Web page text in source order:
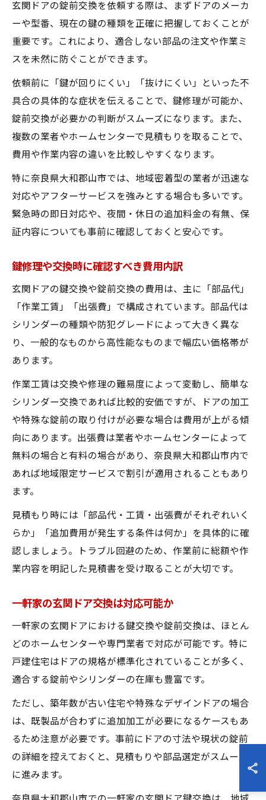
玄関ドアの錠前交換を依頼する際は、まずドアのメーカ
ーや型番、現在の鍵の種類を正確に把握しておくことが
重要です。これにより、適合しない部品の注文や作業ミ
スを未然に防ぐことができます。
依頼前に「鍵が回りにくい」「抜けにくい」といった不
具合の具体的な症状を伝えることで、鍵修理が可能か、
錠前交換が必要かの判断がスムーズになります。また、
複数の業者やホームセンターで見積もりを取ることで、
費用や作業内容の違いを比較しやすくなります。
特に奈良県大和郡山市では、地域密着型の業者が迅速な
対応やアフターサービスを強みとする場合も多いです。
緊急時の即日対応や、夜間・休日の追加料金の有無、保
証内容についても事前に確認しておくと安心です。
鍵修理や交換時に確認すべき費用内訳
玄関ドアの鍵交換や錠前交換の費用は、主に「部品代」
「作業工賃」「出張費」で構成されています。部品代は
シリンダーの種類や防犯グレードによって大きく異な
り、一般的なものから高性能なものまで幅広い価格帯が
あります。
作業工賃は交換や修理の難易度によって変動し、簡単な
シリンダー交換であれば比較的安価ですが、ドアの加工
や特殊な錠前の取り付けが必要な場合は費用が上がる傾
向にあります。出張費は業者やホームセンターによって
無料の場合と有料の場合があり、奈良県大和郡山市内で
あれば地域限定サービスで割引が適用されることもあり
ます。
見積もり時には「部品代・工賃・出張費がそれぞれいく
らか」「追加費用が発生する条件は何か」を具体的に確
認しましょう。トラブル回避のため、作業前に総額や作
業内容を明記した見積書を受け取ることが大切です。
一軒家の玄関ドア交換は対応可能か
一軒家の玄関ドアにおける鍵交換や錠前交換は、ほとん
どのホームセンターや専門業者で対応が可能です。特に
戸建住宅はドアの規格が標準化されていることが多く、
適合する錠前やシリンダーの在庫も豊富です。
ただし、築年数が古い住宅や特殊なデザインドアの場合
は、既製品が合わずに追加加工が必要になるケースもあ
るため注意が必要です。事前にドアの寸法や現状の錠前
の詳細を控えておくと、見積もりや部品選定がスムーズ
に進みます。